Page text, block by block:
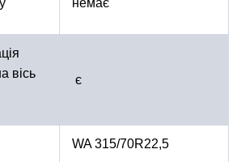
вісь
є
WA 315/70R22,5